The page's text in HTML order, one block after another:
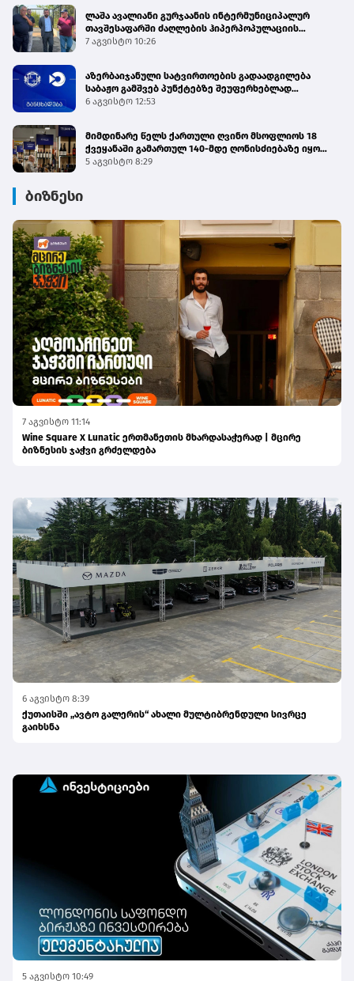
ლაშა ავალიანი გურჯაანის ინტერმუნიციპალურ
თავშესაფარში ძაღლების ჰიპერპოპულაციის
მართვის პროგრამის მიმდინარეობას გაეცნო
7 აგვისტო 10:26
აზერბაიჯანული სატვირთოების გადაადგილება
საბაჟო გამშვებ პუნქტებზე შეუფერხებლად
მიმდინარეობს - შემოსავლების სამსახური
6 აგვისტო 12:53
მიმდინარე წელს ქართული ღვინო მსოფლიოს 18
ქვეყანაში გამართულ 140-მდე ღონისძიებაზე იყო
წარმოდგენილი
5 აგვისტო 8:29
ბიზნესი
7 აგვისტო 11:14
Wine Square X Lunatic ერთმანეთის მხარდასაჭერად | მცირე
ბიზნესის ჯაჭვი გრძელდება
6 აგვისტო 8:39
ქუთაისში „ავტო გალერის“ ახალი მულტიბრენდული სივრცე
გაიხსნა
5 აგვისტო 10:49